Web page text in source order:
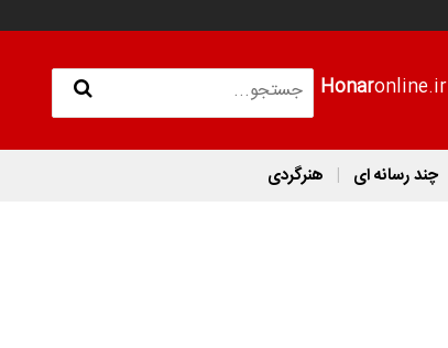
Honaronline.ir
چند رسانه ای هنرگردی